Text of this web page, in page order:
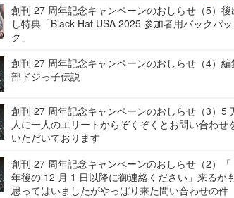
創刊 27 周年記念キャンペーンのおしらせ（5）後
し特典「Black Hat USA 2025 参加者用バックパッ
ク」
創刊 27 周年記念キャンペーンのおしらせ（4）編
部ドジっ子伝説
創刊 27 周年記念キャンペーンのおしらせ（3）5
人に一人のエリートからぞくぞくとお問い合わせ
いただいております
創刊 27 周年記念キャンペーンのおしらせ（2）「
年後の 12 月 1 日以降に御連絡ください」来るか
思ってはいましたがやっぱり来た問い合わせの件